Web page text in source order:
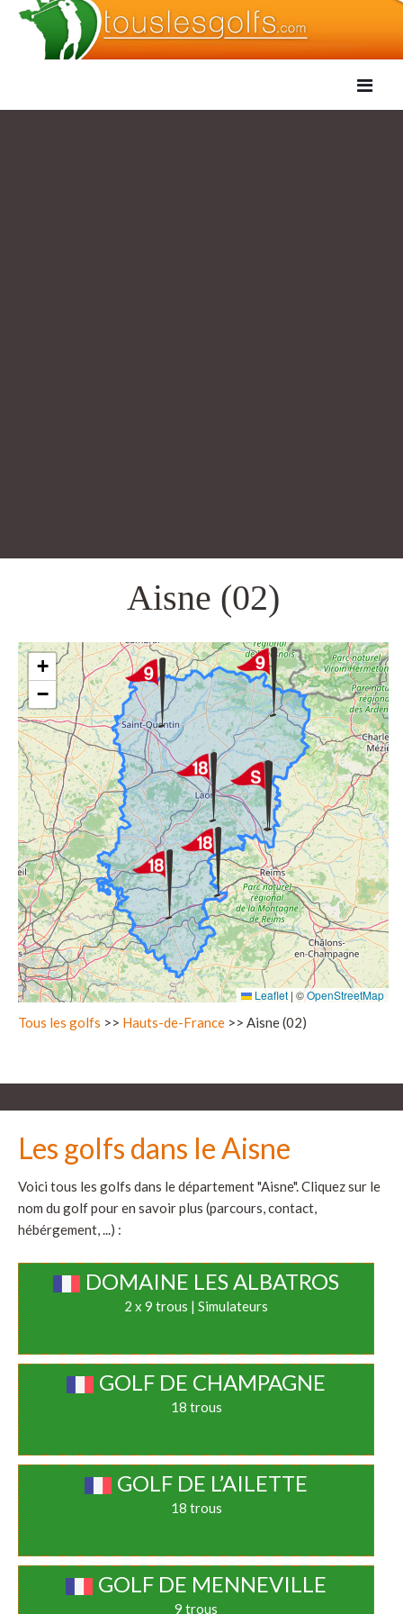
Aisne (02)
+
−
Leaflet | ©OpenStreetMap
Tous les golfs >> Hauts-de-France >> Aisne (02)
Les golfs dans le Aisne
Voici tous les golfs dans le département "Aisne". Cliquez sur le
nom du golf pour en savoir plus (parcours, contact,
hébérgement, ...) :
DOMAINE LES ALBATROS
2 x 9 trous | Simulateurs
GOLF DE CHAMPAGNE
18 trous
GOLF DE L’AILETTE
18 trous
GOLF DE MENNEVILLE
9 trous